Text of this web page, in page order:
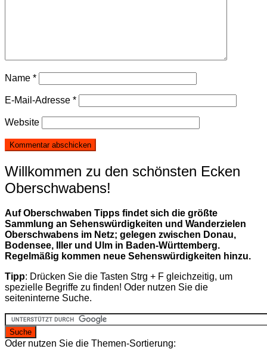
Name *
E-Mail-Adresse *
Website
Willkommen zu den schönsten Ecken
Oberschwabens!
Auf Oberschwaben Tipps findet sich die größte
Sammlung an Sehenswürdigkeiten und Wanderzielen
Oberschwabens im Netz; gelegen zwischen Donau,
Bodensee, Iller und Ulm in Baden-Württemberg.
Regelmäßig kommen neue Sehenswürdigkeiten hinzu.
Tipp: Drücken Sie die Tasten Strg + F gleichzeitig, um
spezielle Begriffe zu finden! Oder nutzen Sie die
seiteninterne Suche.
Oder nutzen Sie die Themen-Sortierung: